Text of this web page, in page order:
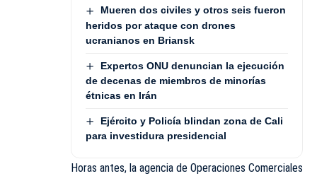
Mueren dos civiles y otros seis fueron
heridos por ataque con drones
ucranianos en Briansk
Expertos ONU denuncian la ejecución
de decenas de miembros de minorías
étnicas en Irán
Ejército y Policía blindan zona de Cali
para investidura presidencial
Horas antes, la agencia de Operaciones Comerciales